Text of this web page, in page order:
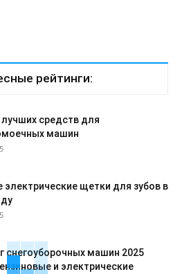
рейтинги:
средств для
машин
электрические щетки для зубов в
снегоуборочных машин 2025
и электрические